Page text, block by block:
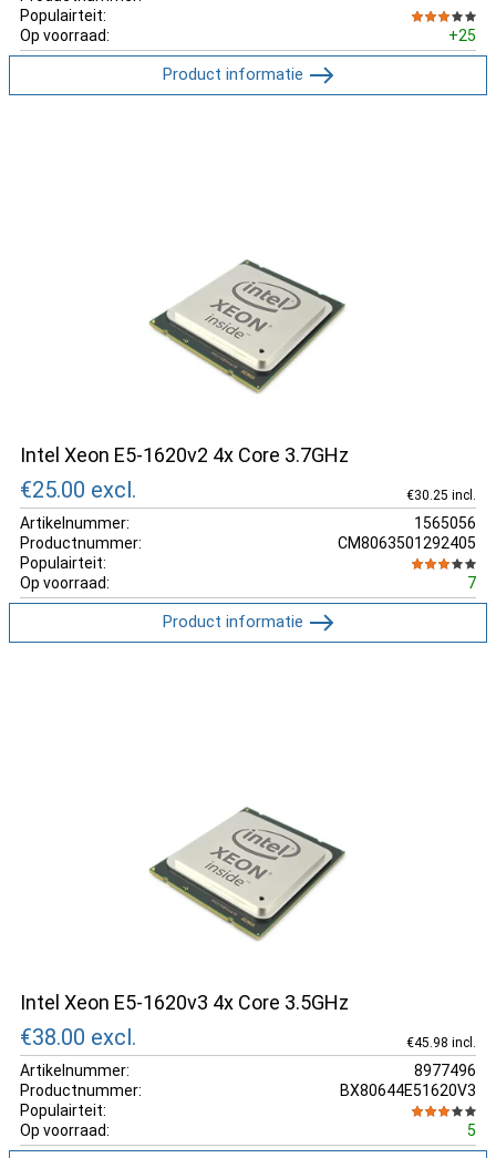
Populairteit:
Op voorraad:
+25
Product informatie
Intel Xeon E5-1620v2 4x Core 3.7GHz
€25.00 excl. €30.25 incl.
Artikelnummer:
1565056
Productnummer:
CM8063501292405
Populairteit:
Op voorraad:
7
Product informatie
Intel Xeon E5-1620v3 4x Core 3.5GHz
€38.00 excl. €45.98 incl.
Artikelnummer:
8977496
Productnummer:
BX80644E51620V3
Populairteit:
Op voorraad:
5